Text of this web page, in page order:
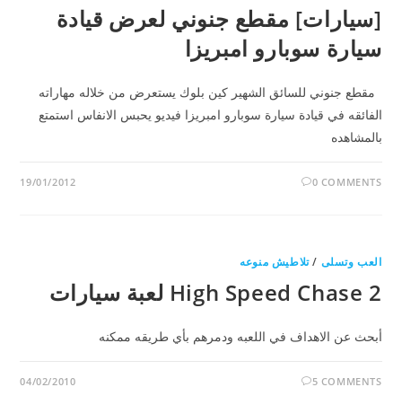
[سيارات] مقطع جنوني لعرض قيادة
سيارة سوبارو امبريزا
مقطع جنوني للسائق الشهير كين بلوك يستعرض من خلاله مهاراته
الفائقه في قيادة سيارة سوبارو امبريزا فيديو يحبس الانفاس استمتع
بالمشاهده
0 COMMENTS
19/01/2012
العب وتسلى /تلاطيش منوعه
High Speed Chase 2 لعبة سيارات
أبحث عن الاهداف في اللعبه ودمرهم بأي طريقه ممكنه
5 COMMENTS
04/02/2010